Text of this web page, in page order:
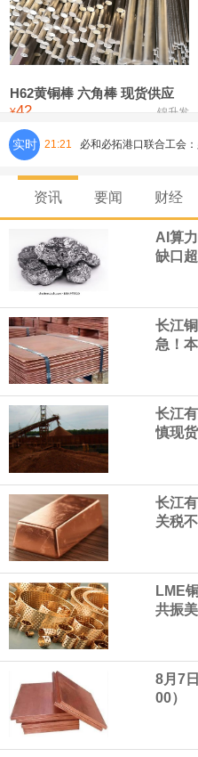
铸造铝合金锭(ZLD104)
压铸锌合金锭 26,500—26,700
氯化镍 38,300—40,300
H62黄铜棒 六角棒 现货供应
¥42 锦升发
实时 21:21 必和必拓港口联合工会
通知，将于8月9日实施
8月7日，宇树科技董事
研发费用金额分别为
元，最近3年复合增长率
核心技术和知识产权。
（含境内发明专利20项
纽约期银日内涨4%，现
宇树科技董事长、总经
经过多年研发创新和技
成技术、高紧凑度机器
心技术等多项已商业化
用人形机器人、四足机
美国总统特朗普6日否认
资讯 要闻 财经
AI算
缺口
长江
急！
长江
慎现
长江
关税
LME
共振
8月7
00）